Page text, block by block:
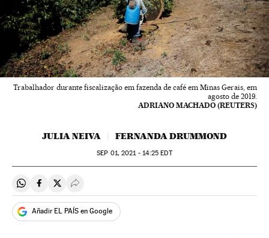
Trabalhador durante fiscalização em fazenda de café em Minas Gerais, em
agosto de 2019.
ADRIANO MACHADO (REUTERS)
JULIA NEIVA FERNANDA DRUMMOND
SEP 01, 2021 - 14:25 EDT
Compartir en Whatsapp
Compartir en Facebook
Compartir en Twitter
Desplegar Redes Sociales
Añadir EL PAÍS en Google